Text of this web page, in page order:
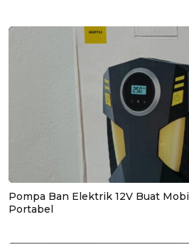
Pompa Ban Elektrik 12V Buat
Portabel